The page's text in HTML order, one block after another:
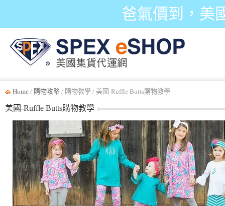
爸氣價到，美
Home / 購物攻略 / 購物教學 / 美國-Ruffle Butts購物教學
美國-Ruffle Butts購物教學